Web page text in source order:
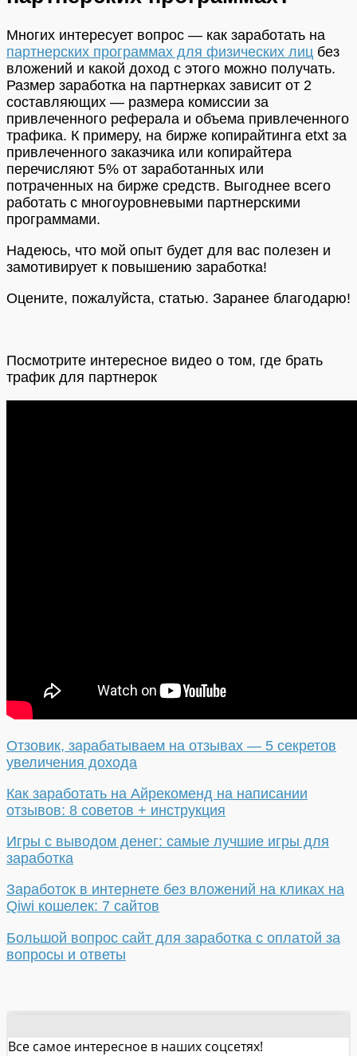
Многих интересует вопрос — как заработать на
партнерских программах для физических лиц без
вложений и какой доход с этого можно получать.
Размер заработка на партнерках зависит от 2
составляющих — размера комиссии за
привлеченного реферала и объема привлеченного
трафика. К примеру, на бирже копирайтинга etxt за
привлеченного заказчика или копирайтера
перечисляют 5% от заработанных или
потраченных на бирже средств. Выгоднее всего
работать с многоуровневыми партнерскими
программами.
Надеюсь, что мой опыт будет для вас полезен и
замотивирует к повышению заработка!
Оцените, пожалуйста, статью. Заранее благодарю!
Посмотрите интересное видео о том, где брать
трафик для партнерок
Отзовик, зарабатываем на отзывах — 5 секретов
увеличения дохода
Как заработать на Айрекоменд на написании
отзывов: 8 советов + инструкция
Игры с выводом денег: самые лучшие игры для
заработка
Заработок в интернете без вложений на кликах на
Qiwi кошелек: 7 сайтов
Большой вопрос сайт для заработка с оплатой за
вопросы и ответы
Все самое интересное в наших соцсетях!